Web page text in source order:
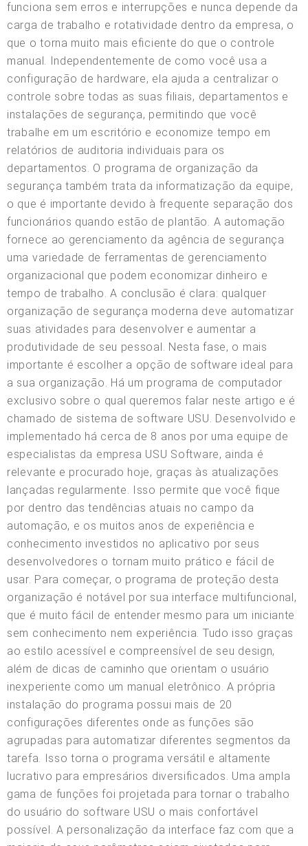
funciona sem erros e interrupções e nunca depende da
carga de trabalho e rotatividade dentro da empresa, o
que o torna muito mais eficiente do que o controle
manual. Independentemente de como você usa a
configuração de hardware, ela ajuda a centralizar o
controle sobre todas as suas filiais, departamentos e
instalações de segurança, permitindo que você
trabalhe em um escritório e economize tempo em
relatórios de auditoria individuais para os
departamentos. O programa de organização da
segurança também trata da informatização da equipe,
o que é importante devido à frequente separação dos
funcionários quando estão de plantão. A automação
fornece ao gerenciamento da agência de segurança
uma variedade de ferramentas de gerenciamento
organizacional que podem economizar dinheiro e
tempo de trabalho. A conclusão é clara: qualquer
organização de segurança moderna deve automatizar
suas atividades para desenvolver e aumentar a
produtividade de seu pessoal. Nesta fase, o mais
importante é escolher a opção de software ideal para
a sua organização. Há um programa de computador
exclusivo sobre o qual queremos falar neste artigo e é
chamado de sistema de software USU. Desenvolvido e
implementado há cerca de 8 anos por uma equipe de
especialistas da empresa USU Software, ainda é
relevante e procurado hoje, graças às atualizações
lançadas regularmente. Isso permite que você fique
por dentro das tendências atuais no campo da
automação, e os muitos anos de experiência e
conhecimento investidos no aplicativo por seus
desenvolvedores o tornam muito prático e fácil de
usar. Para começar, o programa de proteção desta
organização é notável por sua interface multifuncional,
que é muito fácil de entender mesmo para um iniciante
sem conhecimento nem experiência. Tudo isso graças
ao estilo acessível e compreensível de seu design,
além de dicas de caminho que orientam o usuário
inexperiente como um manual eletrônico. A própria
instalação do programa possui mais de 20
configurações diferentes onde as funções são
agrupadas para automatizar diferentes segmentos da
tarefa. Isso torna o programa versátil e altamente
lucrativo para empresários diversificados. Uma ampla
gama de funções foi projetada para tornar o trabalho
do usuário do software USU o mais confortável
possível. A personalização da interface faz com que a